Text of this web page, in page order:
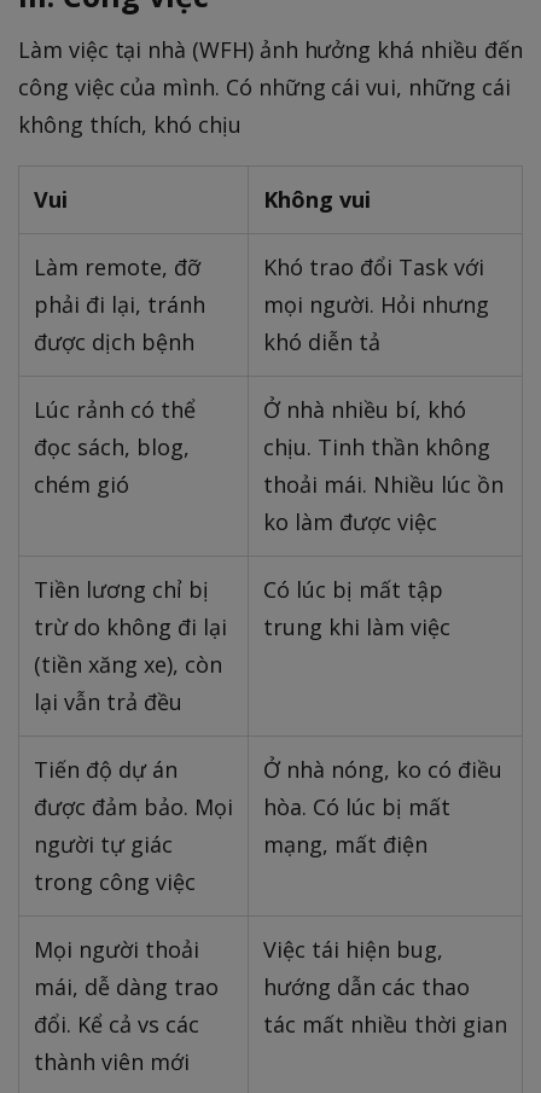
Làm việc tại nhà (WFH) ảnh hưởng khá nhiều đến
công việc của mình. Có những cái vui, những cái
không thích, khó chịu
Vui Không vui
Làm remote, đỡ
phải đi lại, tránh
được dịch bệnh
Khó trao đổi Task với
mọi người. Hỏi nhưng
khó diễn tả
Lúc rảnh có thể
đọc sách, blog,
chém gió
Ở nhà nhiều bí, khó
chịu. Tinh thần không
thoải mái. Nhiều lúc ồn
ko làm được việc
Tiền lương chỉ bị
trừ do không đi lại
(tiền xăng xe), còn
lại vẫn trả đều
Có lúc bị mất tập
trung khi làm việc
Tiến độ dự án
được đảm bảo. Mọi
người tự giác
trong công việc
Ở nhà nóng, ko có điều
hòa. Có lúc bị mất
mạng, mất điện
Mọi người thoải
mái, dễ dàng trao
đổi. Kể cả vs các
thành viên mới
Việc tái hiện bug,
hướng dẫn các thao
tác mất nhiều thời gian